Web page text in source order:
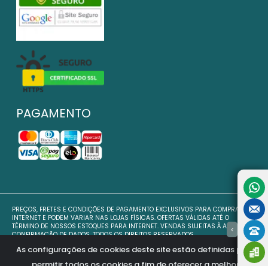
PAGAMENTO
PREÇOS, FRETES E CONDIÇÕES DE PAGAMENTO EXCLUSIVOS PARA COMPRAS VIA
INTERNET E PODEM VARIAR NAS LOJAS FÍSICAS. OFERTAS VÁLIDAS ATÉ O
TÉRMINO DE NOSSOS ESTOQUES PARA INTERNET. VENDAS SUJEITAS À ANÁLISE E
CONFIRMAÇÃO DE DADOS. TODOS OS DIREITOS RESERVADOS.
NOSSAS FOTOS POSSUEM DIREITOS AUTORAIS PROTEGIDAS PELA LEI 9610/98 NO
ART. 7, INC. VII. COPIAR AS IMAGENS É PASSÍVEL DE PENALIDADE JUDICIAL.
As configurações de cookies deste site estão definidas para
>